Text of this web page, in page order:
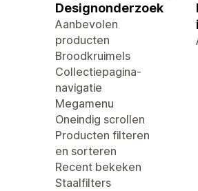
Designonderzoek
Aanbevolen
producten
Broodkruimels
Collectiepagina-
navigatie
Megamenu
Oneindig scrollen
Producten filteren
en sorteren
Recent bekeken
Staalfilters